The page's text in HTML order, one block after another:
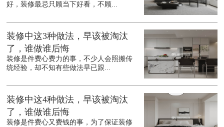
好，装修最忌只顾当下好看，不顾...
装修中这3种做法，早该被淘汰
了，谁做谁后悔
装修是件费心费力的事，不少人会照搬传
统经验，却不知有些做法早已跟...
装修中这4种做法，早该被淘汰
了，谁做谁后悔
装修是件费心又费钱的事，为了保证装修